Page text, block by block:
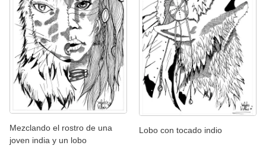
Mezclando el rostro de una
joven india y un lobo
Lobo con tocado indio